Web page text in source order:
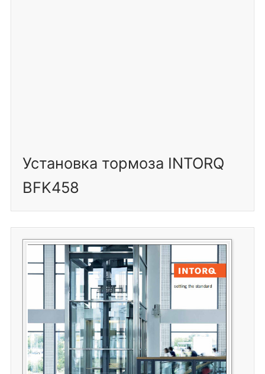
Установка тормоза INTORQ
BFK458